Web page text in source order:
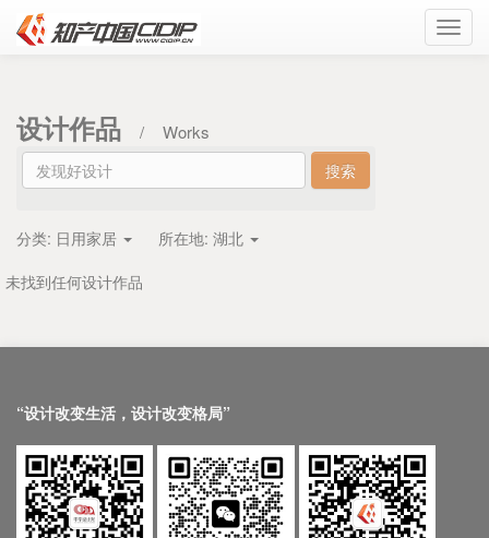
设计作品 / Works
分类: 日用家居 所在地: 湖北
未找到任何设计作品
“设计改变生活，设计改变格局”